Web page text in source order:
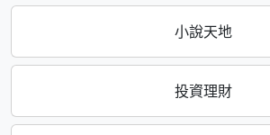
小說天地
投資理財